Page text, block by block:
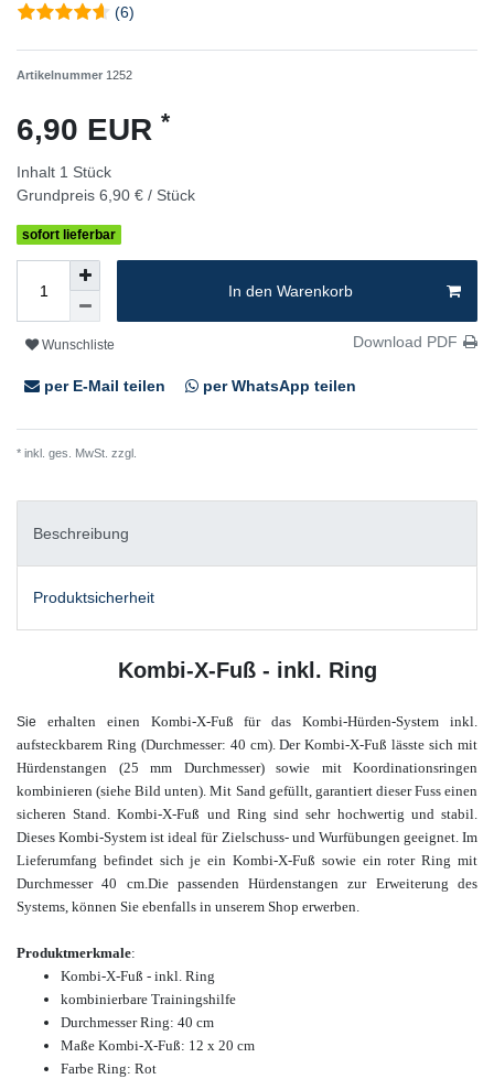
(6)
Artikelnummer 1252
6,90 EUR *
Inhalt 1 Stück
Grundpreis 6,90 € / Stück
sofort lieferbar
In den Warenkorb
Wunschliste Download PDF
per E-Mail teilen per WhatsApp teilen
* inkl. ges. MwSt. zzgl.
Beschreibung
Produktsicherheit
Kombi-X-Fuß - inkl. Ring
Sie erhalten einen Kombi-X-Fuß für das Kombi-Hürden-System inkl.
aufsteckbarem Ring (Durchmesser: 40 cm). Der Kombi-X-Fuß lässte sich mit
Hürdenstangen (25 mm Durchmesser) sowie mit Koordinationsringen
kombinieren (siehe Bild unten). Mit Sand gefüllt, garantiert dieser Fuss einen
sicheren Stand. Kombi-X-Fuß und Ring sind sehr hochwertig und stabil.
Dieses Kombi-System ist ideal für Zielschuss- und Wurfübungen geeignet. Im
Lieferumfang befindet sich je ein Kombi-X-Fuß sowie ein roter Ring mit
Durchmesser 40 cm.Die passenden Hürdenstangen zur Erweiterung des
Systems, können Sie ebenfalls in unserem Shop erwerben.
Produktmerkmale:
Kombi-X-Fuß - inkl. Ring
kombinierbare Trainingshilfe
Durchmesser Ring: 40 cm
Maße Kombi-X-Fuß: 12 x 20 cm
Farbe Ring: Rot